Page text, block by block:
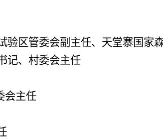
验区管委会副主任、天堂寨国家
记、村委会主任
会主任